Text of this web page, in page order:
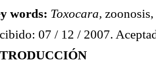
words: Toxocara,
07 / 12 / 2007.